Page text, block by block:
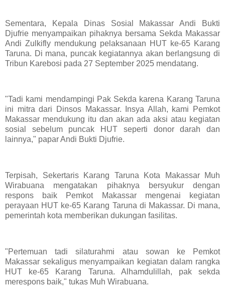
Sementara, Kepala Dinas Sosial Makassar Andi Bukti
Djufrie menyampaikan pihaknya bersama Sekda Makassar
Andi Zulkifly mendukung pelaksanaan HUT ke-65 Karang
Taruna. Di mana, puncak kegiatannya akan berlangsung di
Tribun Karebosi pada 27 September 2025 mendatang.
"Tadi kami mendampingi Pak Sekda karena Karang Taruna
ini mitra dari Dinsos Makassar. Insya Allah, kami Pemkot
Makassar mendukung itu dan akan ada aksi atau kegiatan
sosial sebelum puncak HUT seperti donor darah dan
lainnya," papar Andi Bukti Djufrie.
Terpisah, Sekertaris Karang Taruna Kota Makassar Muh
Wirabuana mengatakan pihaknya bersyukur dengan
respons baik Pemkot Makassar mengenai kegiatan
perayaan HUT ke-65 Karang Taruna di Makassar. Di mana,
pemerintah kota memberikan dukungan fasilitas.
"Pertemuan tadi silaturahmi atau sowan ke Pemkot
Makassar sekaligus menyampaikan kegiatan dalam rangka
HUT ke-65 Karang Taruna. Alhamdulillah, pak sekda
merespons baik," tukas Muh Wirabuana.